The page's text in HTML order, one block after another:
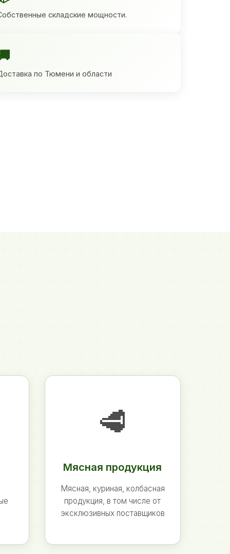
складские мощности.
по Тюмени и области
🥩
Мясная продукция
Мясная, куриная, колбасная
продукция, в том числе от
эксклюзивных поставщиков